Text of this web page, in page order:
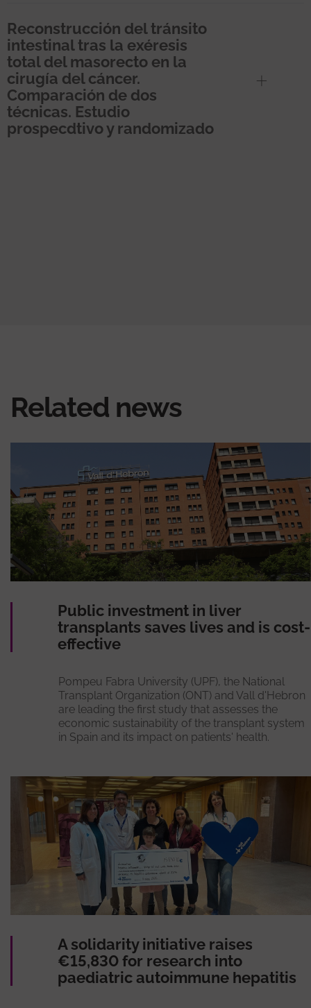
Reconstrucción del tránsito
intestinal tras la exéresis
total del masorecto en la
cirugía del cáncer.
Comparación de dos
técnicas. Estudio
prospecdtivo y randomizado
Related news
Public investment in liver
transplants saves lives and is cost-
effective
Pompeu Fabra University (UPF), the National
Transplant Organization (ONT) and Vall d'Hebron
are leading the first study that assesses the
economic sustainability of the transplant system
in Spain and its impact on patients' health.
A solidarity initiative raises
€15,830 for research into
paediatric autoimmune hepatitis